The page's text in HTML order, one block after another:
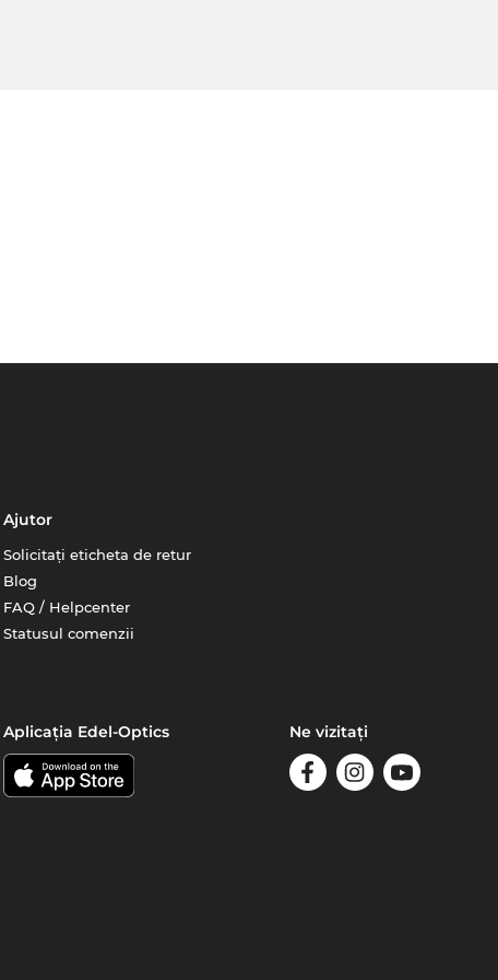
Ajutor
Solicitați eticheta de retur
Blog
FAQ / Helpcenter
Statusul comenzii
Aplicația Edel-Optics Ne vizitați